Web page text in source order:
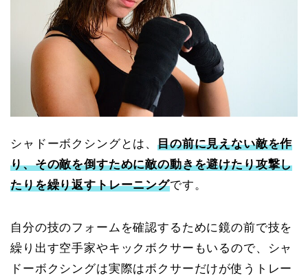
シャドーボクシングとは、目の前に見えない敵を作
り、その敵を倒すために敵の動きを避けたり攻撃し
たりを繰り返すトレーニングです。
自分の技のフォームを確認するために鏡の前で技を
繰り出す空手家やキックボクサーもいるので、シャ
ドーボクシングは実際はボクサーだけが使うトレー